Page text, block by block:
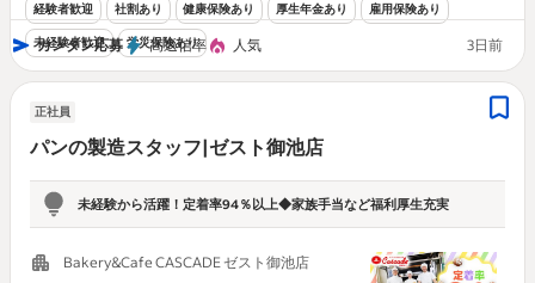
経験者歓迎 社割あり 健康保険あり 厚生年金あり 雇用保険あり
未経験者歓迎 労災保険あり
カンタン応募 高返信率 人気 3日前
正社員
パンの製造スタッフ|ゼスト御池店
未経験から活躍！定着率94％以上◆家族手当など福利厚生充実
Bakery&Cafe CASCADE ゼスト御池店